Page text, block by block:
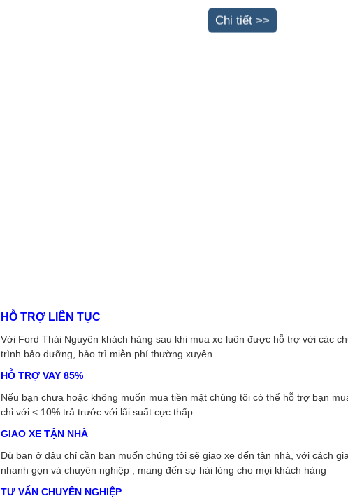
Chi tiết >>
HỖ TRỢ LIÊN TỤC
Với Ford Thái Nguyên khách hàng sau khi mua xe luôn được hỗ trợ với các
trình bảo dưỡng, bảo trì miễn phí thường xuyên
HỖ TRỢ VAY 85%
Nếu bạn chưa hoặc không muốn mua tiền mặt chúng tôi có thể hỗ trợ bạn
chỉ với < 10% trả trước với lãi suất cực thấp.
GIAO XE TẬN NHÀ
Dù bạn ở đâu chỉ cần bạn muốn chúng tôi sẽ giao xe đến tận nhà, với cách
nhanh gọn và chuyên nghiệp , mang đến sự hài lòng cho mọi khách hàng
TƯ VẤN CHUYÊN NGHIỆP